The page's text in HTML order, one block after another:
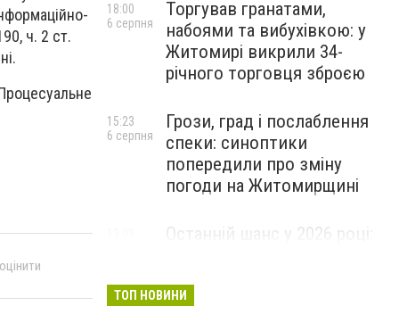
ч. 2 ст.
Торгував гранатами,
набоями та вибухівкою: у
Житомирі викрили 34-
річного торговця зброєю
18:00
6 серпня
Грози, град і послаблення
спеки: синоптики
попередили про зміну
погоди на Житомирщині
15:23
6 серпня
Останній шанс у 2026 році:
майбутніх водійок автобусів
ТОП НОВИНИ